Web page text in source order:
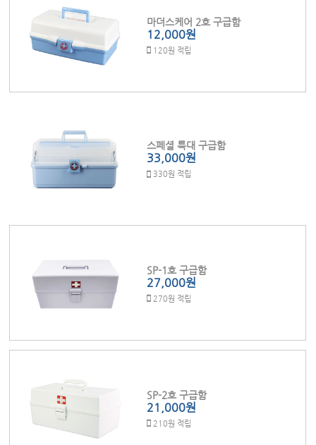
마더스케어 2호 구급함
12,000원
120원 적립
스페셜 특대 구급함
33,000원
330원 적립
SP-1호 구급함
27,000원
270원 적립
SP-2호 구급함
21,000원
210원 적립